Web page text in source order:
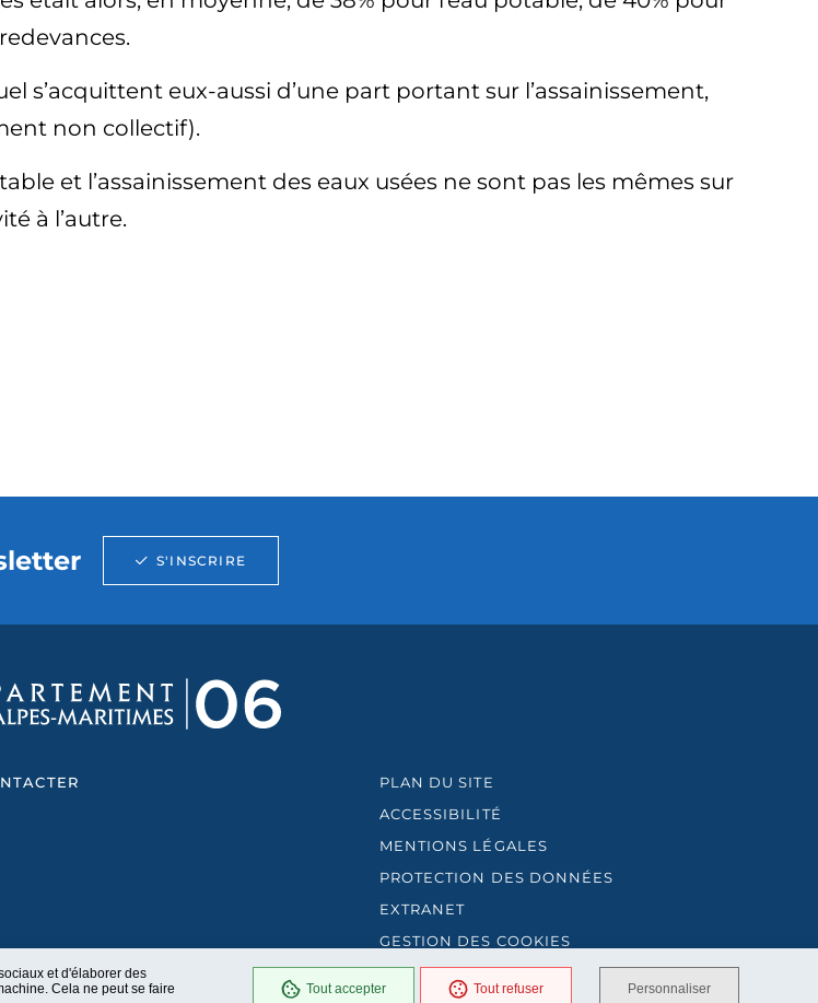
et d'élaborer des
Cela ne peut se faire
Tout accepter Tout refuser Personnaliser
s’acquittent eux-aussi d’une part portant sur l’assainissement,
non collectif).
et l’assainissement des eaux usées ne sont pas les mêmes sur
à l’autre.
S'INSCRIRE
PLAN DU SITE
ACCESSIBILITÉ
MENTIONS LÉGALES
PROTECTION DES DONNÉES
EXTRANET
GESTION DES COOKIES